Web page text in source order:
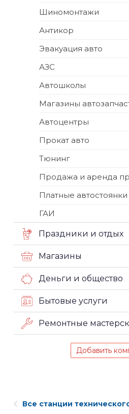
Шиномонтажи
Антикор
Эвакуация авто
АЗС
Автошколы
Магазины
Автоцентры
Прокат авто
Тюнинг
Продажа и аренда
Платные автостоянки
ГАИ
Праздники и отдых
Магазины
Деньги и общество
Бытовые услуги
Ремонтные
Добавить
Все станции